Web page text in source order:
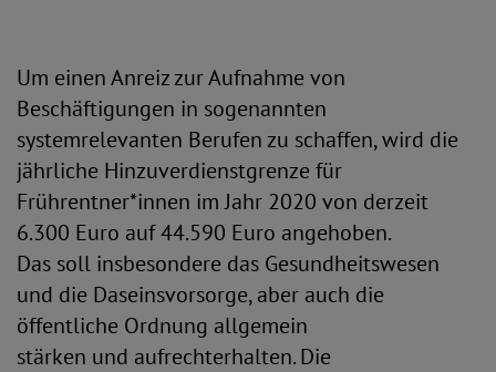
Um einen Anreiz zur Aufnahme von
Beschäftigungen in sogenannten
systemrelevanten Berufen zu schaffen, wird die
jährliche Hinzuverdienstgrenze für
Frührentner*innen im Jahr 2020 von derzeit
6.300 Euro auf 44.590 Euro angehoben.
Das soll insbesondere das Gesundheitswesen
und die Daseinsvorsorge, aber auch die
öffentliche Ordnung allgemein
stärken und aufrechterhalten. Die